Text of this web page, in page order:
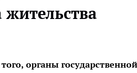
жительства
органы